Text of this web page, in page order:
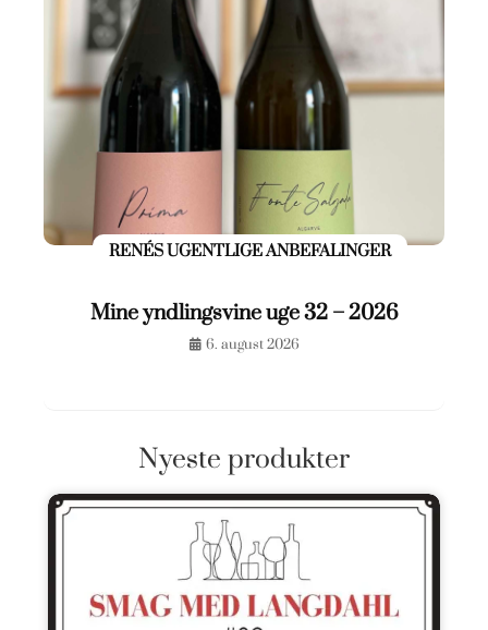
RENÉS UGENTLIGE ANBEFALINGER
Mine yndlingsvine uge 32 – 2026
6. august 2026
Nyeste produkter